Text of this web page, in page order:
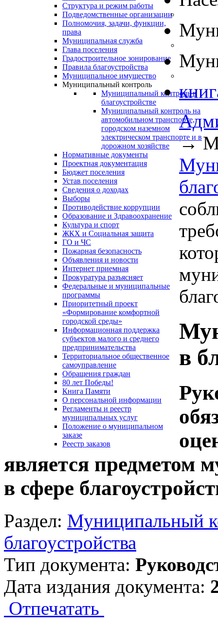
Структура и режим работы
Подведомственные организации
Полномочия, задачи, функции,
права
Муниципальная служба
Глава поселения
Градостроительное зонирование
Правила благоустройства
Муниципальное имущество
Муниципальный контроль
Муниципальный контроль в
благоустройстве
Муниципальный контроль на
автомобильном транспорте,
городском наземном
электрическом транспорте и в
дорожном хозяйстве
Нормативные документы
Проектная документация
Бюджет поселения
Устав поселения
Сведения о доходах
Выборы
Противодействие коррупции
Образование и Здравоохранение
Культура и спорт
ЖКХ и Социальная защита
ГО и ЧС
Пожарная безопасность
Объявления и новости
Интернет приемная
Прокуратура разъясняет
Федеральные и муниципальные
программы
Приоритетный проект
«Формирование комфортной
городской среды»
Информационная поддержка
субъектов малого и среднего
предпринимательства
Территориальное общественное
самоуправление
Обращения граждан
80 лет Победы!
Книга Памяти
О персональной информации
Регламенты и реестр
муниципальных услуг
Положение о муниципальном
заказе
Реестр заказов
→
в
является предметом
в сфере
Раздел: Муниципальный
благоустройства
Тип документа:
Дата издания документа:
Отпечатать